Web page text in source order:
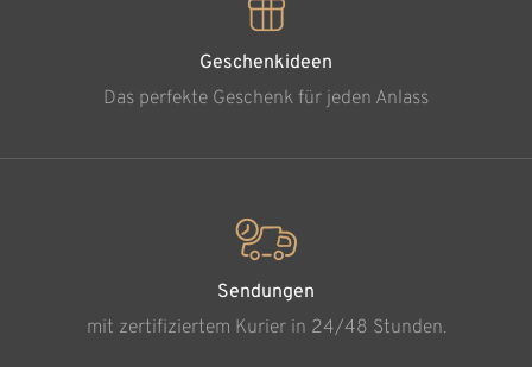
Geschenkideen
Das perfekte Geschenk für jeden Anlass
Sendungen
mit zertifiziertem Kurier in 24/48 Stunden.